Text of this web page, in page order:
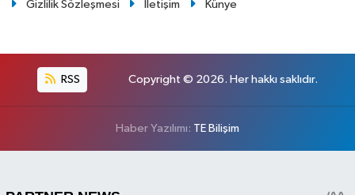
Gizlilik Sözleşmesi İletişim Künye
RSS Copyright © 2026. Her hakkı saklıdır.
Haber Yazılımı: TE Bilişim